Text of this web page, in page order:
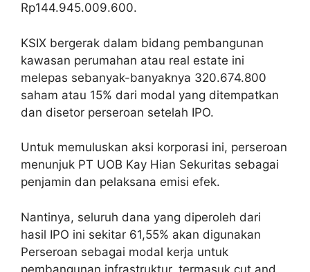
Rp144.945.009.600.
KSIX bergerak dalam bidang pembangunan
kawasan perumahan atau real estate ini
melepas sebanyak-banyaknya 320.674.800
saham atau 15% dari modal yang ditempatkan
dan disetor perseroan setelah IPO.
Untuk memuluskan aksi korporasi ini, perseroan
menunjuk PT UOB Kay Hian Sekuritas sebagai
penjamin dan pelaksana emisi efek.
Nantinya, seluruh dana yang diperoleh dari
hasil IPO ini sekitar 61,55% akan digunakan
Perseroan sebagai modal kerja untuk
pembangunan infrastruktur, termasuk cut and